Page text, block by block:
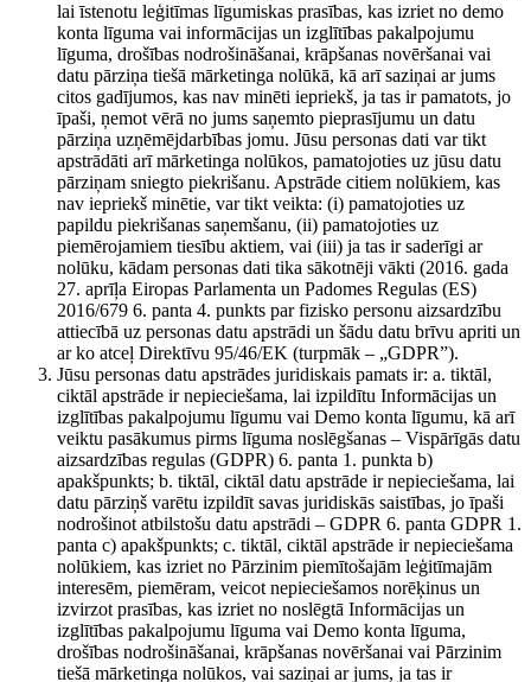
lai īstenotu leģitīmas līgumiskas prasības, kas izriet no demo
konta līguma vai informācijas un izglītības pakalpojumu
līguma, drošības nodrošināšanai, krāpšanas novēršanai vai
datu pārziņa tiešā mārketinga nolūkā, kā arī saziņai ar jums
citos gadījumos, kas nav minēti iepriekš, ja tas ir pamatots, jo
īpaši, ņemot vērā no jums saņemto pieprasījumu un datu
pārziņa uzņēmējdarbības jomu. Jūsu personas dati var tikt
apstrādāti arī mārketinga nolūkos, pamatojoties uz jūsu datu
pārziņam sniegto piekrišanu. Apstrāde citiem nolūkiem, kas
nav iepriekš minētie, var tikt veikta: (i) pamatojoties uz
papildu piekrišanas saņemšanu, (ii) pamatojoties uz
piemērojamiem tiesību aktiem, vai (iii) ja tas ir saderīgi ar
nolūku, kādam personas dati tika sākotnēji vākti (2016. gada
27. aprīļa Eiropas Parlamenta un Padomes Regulas (ES)
2016/679 6. panta 4. punkts par fizisko personu aizsardzību
attiecībā uz personas datu apstrādi un šādu datu brīvu apriti un
ar ko atceļ Direktīvu 95/46/EK (turpmāk – „GDPR”).
Jūsu personas datu apstrādes juridiskais pamats ir: a. tiktāl,
ciktāl apstrāde ir nepieciešama, lai izpildītu Informācijas un
izglītības pakalpojumu līgumu vai Demo konta līgumu, kā arī
veiktu pasākumus pirms līguma noslēgšanas – Vispārīgās datu
aizsardzības regulas (GDPR) 6. panta 1. punkta b)
apakšpunkts; b. tiktāl, ciktāl datu apstrāde ir nepieciešama, lai
datu pārziņš varētu izpildīt savas juridiskās saistības, jo īpaši
nodrošinot atbilstošu datu apstrādi – GDPR 6. panta GDPR 1.
panta c) apakšpunkts; c. tiktāl, ciktāl apstrāde ir nepieciešama
nolūkiem, kas izriet no Pārzinim piemītošajām leģitīmajām
interesēm, piemēram, veicot nepieciešamos norēķinus un
izvirzot prasības, kas izriet no noslēgtā Informācijas un
izglītības pakalpojumu līguma vai Demo konta līguma,
drošības nodrošināšanai, krāpšanas novēršanai vai Pārzinim
tiešā mārketinga nolūkos, vai saziņai ar jums, ja tas ir